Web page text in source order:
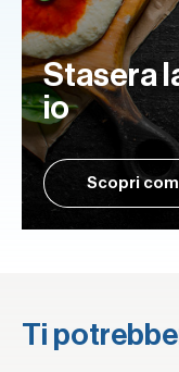
Stasera
io
Scopri
Ti